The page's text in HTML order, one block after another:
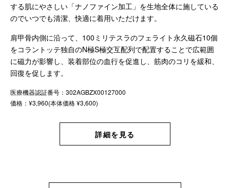
する肌にやさしい「ナノファイン加工」を生地全体に施している
のでいつでも清潔、快適に着用いただけます。
肩甲骨内側に沿って、100ミリテスラのフェライト永久磁石10個
をコラントッテ独自のN極S極交互配列で配置することで広範囲
に磁力が影響し、装着部位の血行を促進し、筋肉のコリを緩和、
回復を促します。
医療機器認証番号：302AGBZX00127000
価格：¥3,960(本体価格 ¥3,600)
詳細を見る